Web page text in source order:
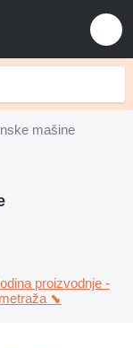
mašine
proizvodnje -
⬊